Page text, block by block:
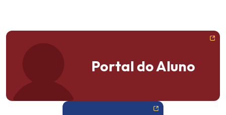
Portal do Aluno